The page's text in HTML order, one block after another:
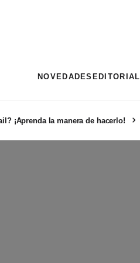
NOVEDADES EDITORIAL
¡Aprenda la manera de hacerlo!